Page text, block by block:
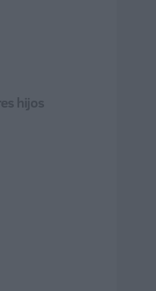
hijos